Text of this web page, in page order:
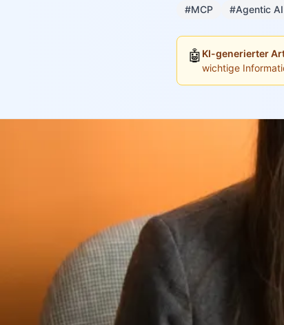
#MCP #Agentic AI
🤖 KI-generierter
wichtige